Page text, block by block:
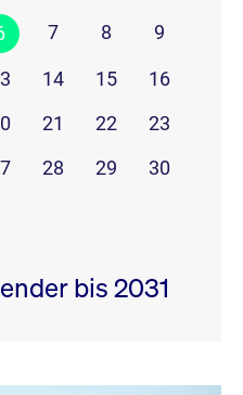
7 8 9
14 15
16
21 22
23
28 29
30
bis 2031